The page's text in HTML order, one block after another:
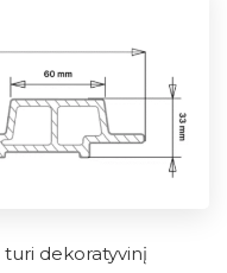
turi dekoratyvinį